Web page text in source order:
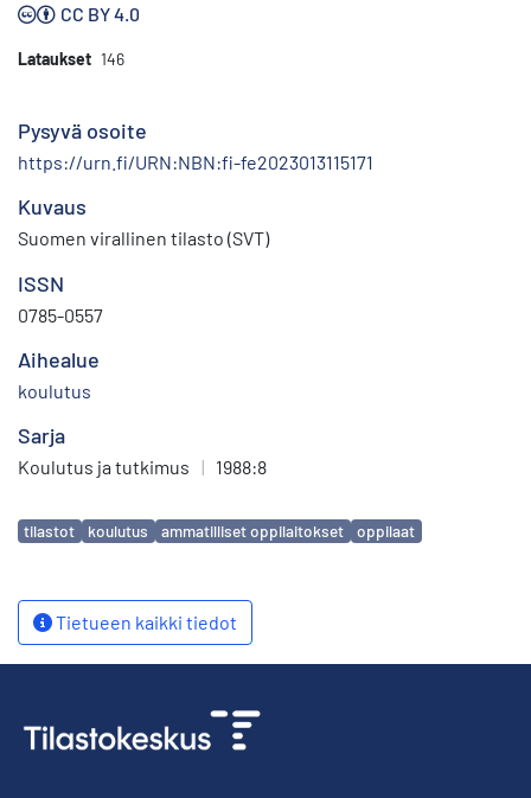
CC BY 4.0
Lataukset 146
Pysyvä osoite
https://urn.fi/URN:NBN:fi-fe2023013115171
Kuvaus
Suomen virallinen tilasto (SVT)
ISSN
0785-0557
Aihealue
koulutus
Sarja
Koulutus ja tutkimus | 1988:8
Avainsanat
tilastot koulutus ammatilliset oppilaitokset oppilaat
Tietueen kaikki tiedot